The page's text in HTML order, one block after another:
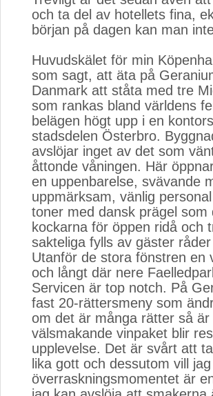
och ta del av hotellets fina,
början på dagen kan man
Huvudskälet för min
som sagt, att äta på
Danmark att ståta med tre
som rankas bland världens
belägen högt upp i en
stadsdelen Österbro.
avslöjar inget av det som
åttonde våningen. Här
en uppenbarelse, svävande
uppmärksam, vänlig
toner med dansk prägel
kockarna för öppen ridå och
sakteliga fylls av gäster
Utanför de stora fönstren en
och långt där nere
Servicen är top notch. På
fast 20-rättersmeny som
om det är många rätter så
välsmakande vinpaket blir
upplevelse. Det är svårt att
lika gott och dessutom vill
överraskningsmomentet är